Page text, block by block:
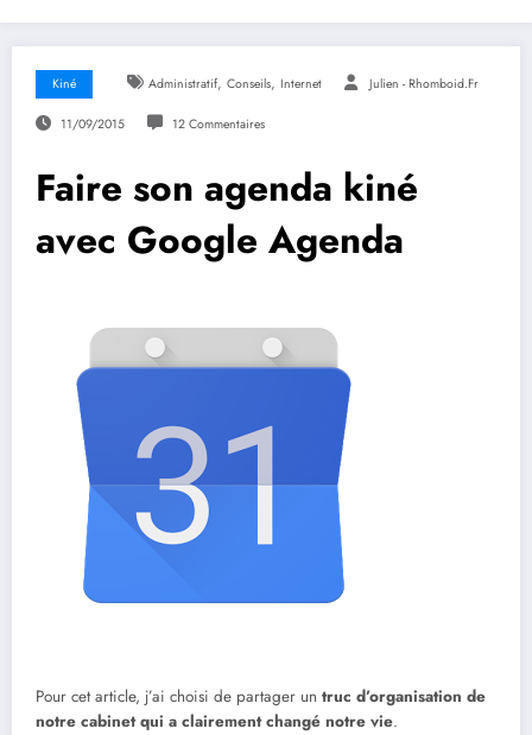
Kiné Administratif, Conseils, Internet Julien - Rhomboid.fr
11/09/2015 12 Commentaires
Faire son agenda kiné
avec Google Agenda
Pour cet article, j’ai choisi de partager un truc d’organisation de
notre cabinet qui a clairement changé notre vie.